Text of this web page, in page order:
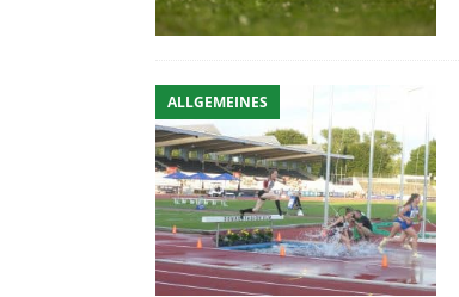
ALLGEMEINES